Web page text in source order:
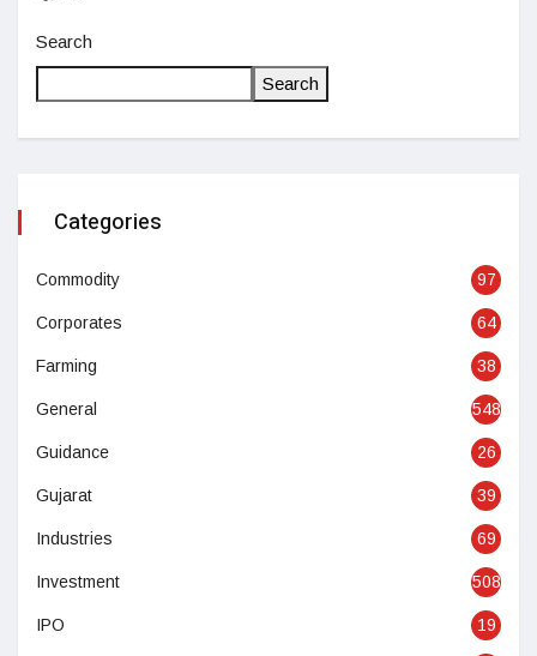
Search
Search
Categories
Commodity 97
Corporates 64
Farming 38
General 548
Guidance 26
Gujarat 39
Industries 69
Investment 508
IPO 19